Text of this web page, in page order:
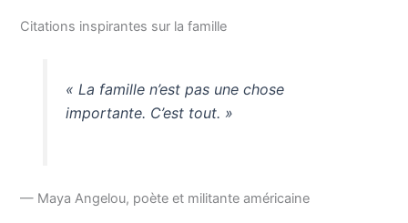
Citations inspirantes sur la famille
« La famille n’est pas une chose
importante. C’est tout. »
— Maya Angelou, poète et militante américaine